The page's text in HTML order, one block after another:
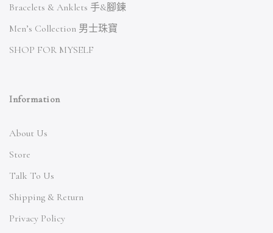
Bracelets & Anklets 手&腳鍊
Men’s Collection 男士珠寶
SHOP FOR MYSELF
Information
About Us
Store
Talk To Us
Shipping & Return
Privacy Policy